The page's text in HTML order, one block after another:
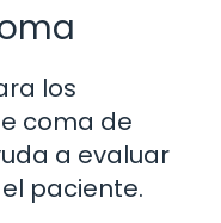
los
coma de
a evaluar
paciente.